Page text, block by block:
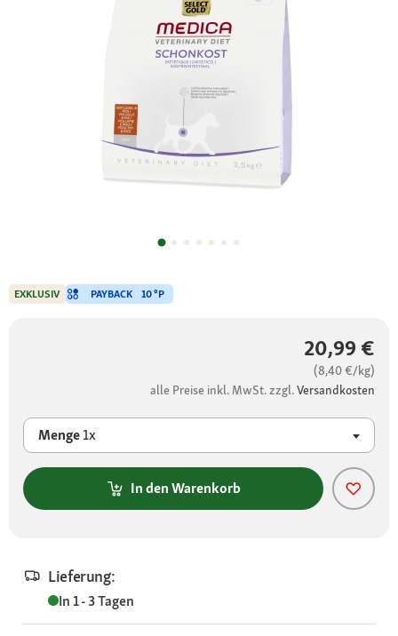
20,99 €
(8,40 €/kg)
alle Preise inkl. MwSt. zzgl.Versandkosten
Menge1x
In den Warenkorb
Lieferung:
In 1 - 3 Tagen
EXKLUSIV PAYBACK 10 °P